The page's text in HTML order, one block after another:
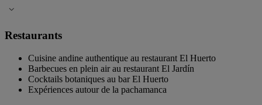
Restaurants
Cuisine andine authentique au restaurant El Huerto
Barbecues en plein air au restaurant El Jardín
Cocktails botaniques au bar El Huerto
Expériences autour de la pachamanca